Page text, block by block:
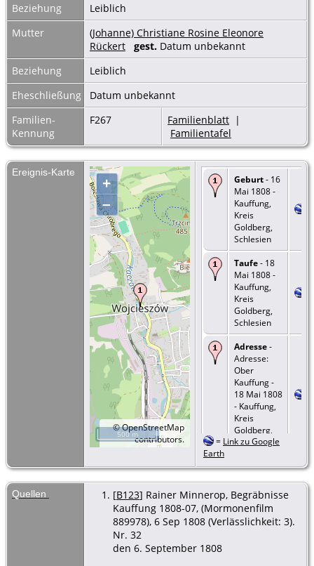
Beziehung
Leiblich
Mutter
(Johanne) Christiane Rosine Eleonore
Rückert
gest. Datum unbekannt
Beziehung
Leiblich
Eheschließung
Datum unbekannt
Familien-
Kennung
F267 Familienblatt |
Familientafel
Ereignis-Karte
+
–
©OpenStreetMap
contributors.
500 m
Geburt- 16
Mai 1808 -
Kauffung,
Kreis
Goldberg,
Schlesien
Taufe- 18
Mai 1808 -
Kauffung,
Kreis
Goldberg,
Schlesien
Adresse-
Adresse:
Ober
Kauffung -
18 Mai 1808
- Kauffung,
Kreis
Goldberg,
Schlesien
Tod- 4 Sep
Kauffung,
Kreis
Goldberg,
Schlesien
= Link zu Google
Earth
Quellen [B123] Rainer Minnerop, Begräbnisse
Kauffung 1808-07, (Mormonenfilm
889978), 6 Sep 1808 (Verlässlichkeit: 3).
Nr. 32
den 6. September 1808